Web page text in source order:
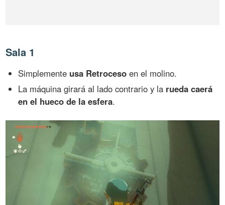
Sala 1
Simplemente usa Retroceso en el molino.
La máquina girará al lado contrario y la rueda caerá
en el hueco de la esfera.